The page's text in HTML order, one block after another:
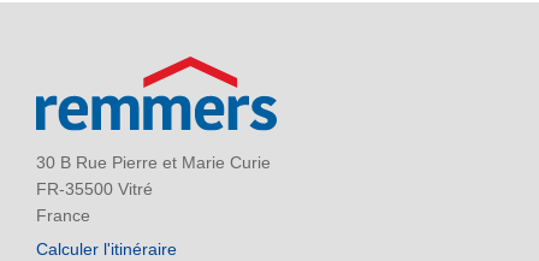
30 B Rue Pierre et Marie Curie
FR-35500 Vitré
France
Calculer l'itinéraire